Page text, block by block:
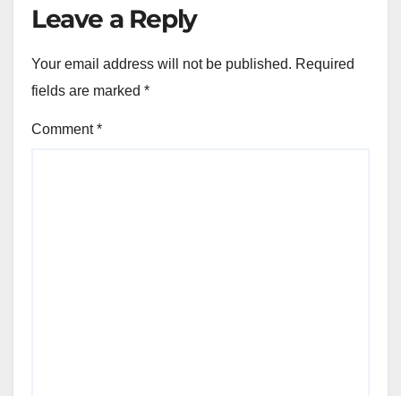
Leave a Reply
Your email address will not be published. Required
fields are marked *
Comment*